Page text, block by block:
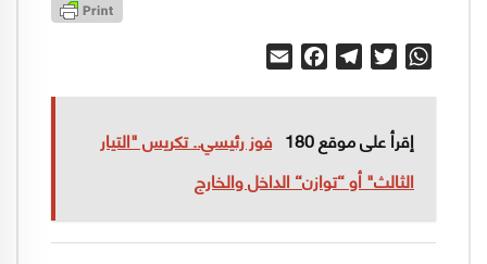
WhatsApp
Twitter
Telegram
Facebook
إقرأ على موقع 180
فوز رئيسي.. تكريس "التيار
الثالث" أو “توازن“ الداخل والخارج